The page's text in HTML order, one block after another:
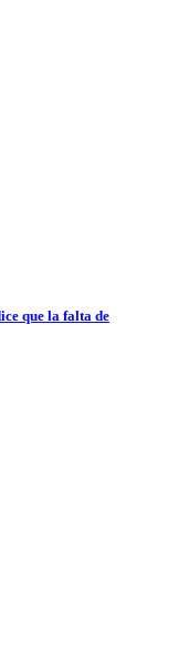
que la falta de